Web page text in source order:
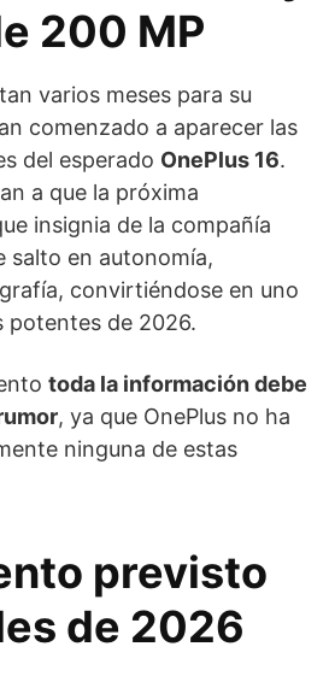
200 MP
varios meses para su
comenzado a aparecer las
del esperado OnePlus 16.
a que la próxima
insignia de la compañía
salto en autonomía,
convirtiéndose en uno
potentes de 2026.
toda la información debe
, ya que OnePlus no ha
ninguna de estas
previsto
de 2026